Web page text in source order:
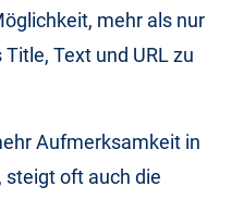
mehr als nur
Text und URL zu
Aufmerksamkeit in
steigt oft auch die